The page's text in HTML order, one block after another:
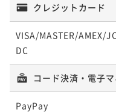
クレジットカード
VISA/MASTER/AMEX/
DC
コード決済・電子
PayPay